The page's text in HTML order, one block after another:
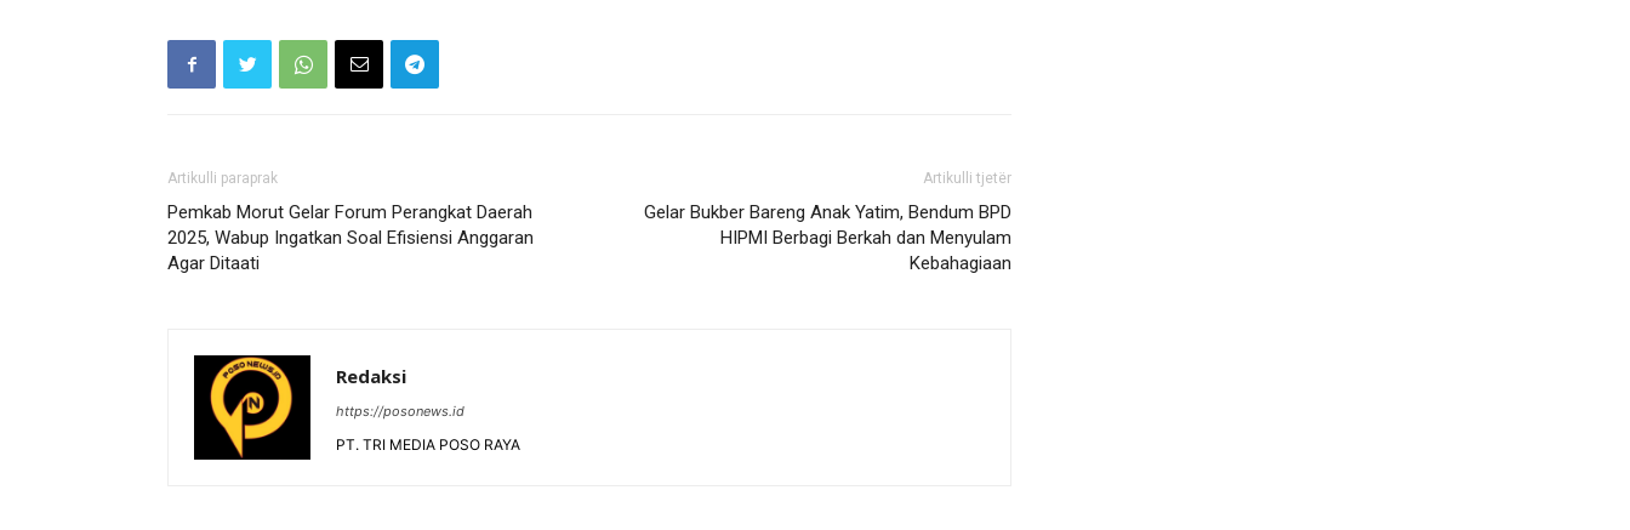
Artikulli paraprak
Pemkab Morut Gelar Forum Perangkat Daerah
2025, Wabup Ingatkan Soal Efisiensi Anggaran
Agar Ditaati
Artikulli tjetër
Gelar Bukber Bareng Anak Yatim, Bendum BPD
HIPMI Berbagi Berkah dan Menyulam
Kebahagiaan
Redaksi
https://posonews.id
PT. TRI MEDIA POSO RAYA